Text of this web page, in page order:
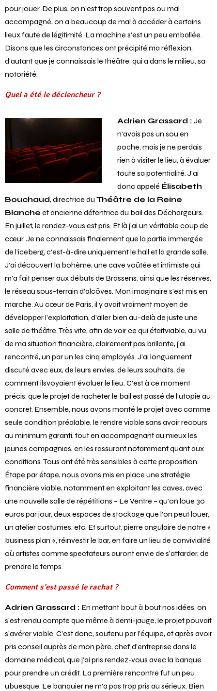
pour jouer. De plus, on n’est trop souvent pas ou mal
accompagné, on a beaucoup de mal à accéder à certains
lieux faute de légitimité. La machine s’est un peu emballée.
Disons que les circonstances ont précipité ma réflexion,
d’autant que je connaissais le théâtre, qui a dans le milieu, sa
notoriété.
Quel a été le déclencheur ?
Adrien Grassard : Je
n’avais pas un sou en
poche, mais je ne perdais
rien à visiter le lieu, à évaluer
toute sa potentialité. J’ai
donc appelé Élisabeth
Bouchaud, directrice du Théâtre de la Reine
Blanche et ancienne détentrice du bail des Déchargeurs.
En juillet, le rendez-vous est pris. Et là j’ai un véritable coup de
cœur. Je ne connaissais finalement que la partie immergée
de l’iceberg, c’est-à-dire uniquement le hall et la grande salle.
J’ai découvert la bohème, une cave voûtée et intimiste qui
m’a fait penser aux débuts de Brassens, ainsi que les réserves,
le réseau sous-terrain d’alcôves. Mon imaginaire s’est mis en
marche. Au cœur de Paris, il y avait vraiment moyen de
développer l’exploitation, d’aller bien au-delà de juste une
salle de théâtre. Très vite, afin de voir ce qui étaitviable, au vu
de ma situation financière, clairement pas brillante, j’ai
rencontré, un par un les cinq employés. J’ai longuement
discuté avec eux, de leurs envies, de leurs souhaits, de
comment ilsvoyaient évoluer le lieu. C’est à ce moment
précis, que le projet de racheter le bail est passé de l’utopie au
concret. Ensemble, nous avons monté le projet avec comme
seule condition préalable, le rendre viable sans avoir recours
au minimum garanti, tout en accompagnant au mieux les
jeunes compagnies, en les rassurant notamment quant aux
conditions. Tous ont été très sensibles à cette proposition.
Étape par étape, nous avons mis en place une stratégie
financière viable, notamment en exploitant les caves, avec
une nouvelle salle de répétitions – Le Ventre – qu’on loue 30
euros par jour, deux espaces de stockage que l’on peut louer,
un atelier costumes, etc. Et surtout, pierre angulaire de notre «
business plan », réinvestir le bar, en faire un lieu de convivialité
où artistes comme spectateurs auront envie de s’attarder, de
prendre le temps.
Comment s’est passé le rachat ?
Adrien Grassard : En mettant bout à bout nos idées, on
s’est rendu compte que même à demi-jauge, le projet pouvait
s’avérer viable. C’est donc, soutenu par l’équipe, et après avoir
pris conseil auprès de mon père, chef d’entreprise dans le
domaine médical, que j’ai pris rendez-vous avec la banque
pour prendre un crédit. La première rencontre fut un peu
ubuesque. Le banquier ne m’a pas trop pris au sérieux. Bien